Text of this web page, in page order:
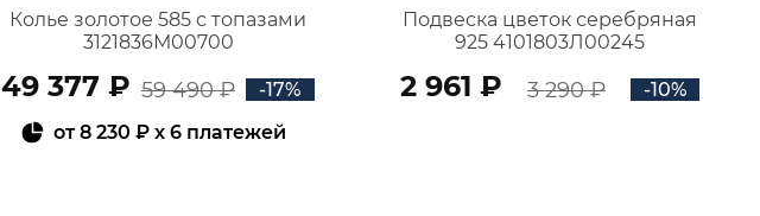
Колье золотое 585 с топазами
3121836М00700
49 377 ₽ 59 490 ₽
-17%
от8 230 ₽x 6 платежей
Подвеска цветок серебряная
925 4101803Л00245
2 961 ₽ 3 290 ₽ -10%